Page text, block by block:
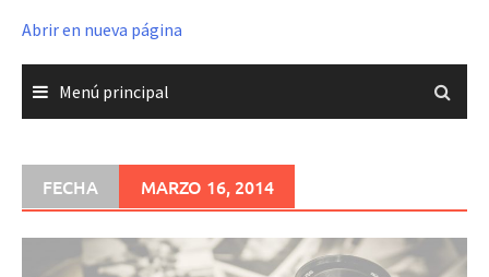
Abrir en nueva página
Menú principal
FECHA MARZO 16, 2014